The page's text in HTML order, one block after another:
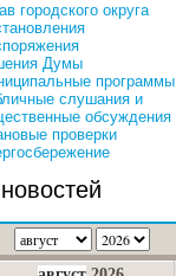
городского округа
Думы
программы
слушания и
обсуждения
проверки